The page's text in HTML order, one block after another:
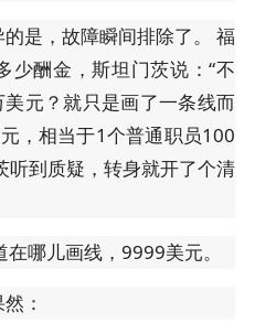
是，故障瞬间排除了。 福
少酬金，斯坦门茨说：“不
元？就只是画了一条线而
，相当于1个普通职员100
听到质疑，转身就开了个清
哪儿画线，9999美元。
：